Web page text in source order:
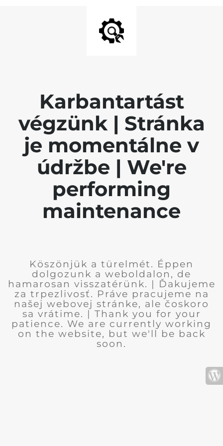
Karbantartást
végzünk | Stránka
je momentálne v
údržbe | We're
performing
maintenance
Köszönjük a türelmét. Éppen
dolgozunk a weboldalon, de
hamarosan visszatérünk. | Ďakujeme
za trpezlivosť. Práve pracujeme na
našej webovej stránke, ale čoskoro
sa vrátime. | Thank you for your
patience. We are currently working
on the website, but we'll be back
soon.